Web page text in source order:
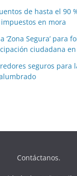
de hasta el 90
en mora
‘Zona Segura’ para
ciudadana en
seguros para
Contáctanos.